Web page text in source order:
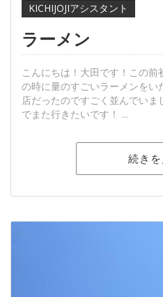
KICHIJOJIアシスタント
ラーメン
こんにちは！大田です！この
の時に量のすごいラーメンを
店だったのですごく並んでい
でまた行きたいです！ ...
続きを